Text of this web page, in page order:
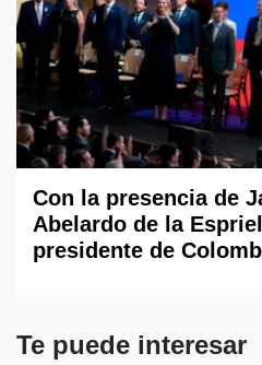
Con la presencia de
Abelardo de la
presidente de
Te puede interesar